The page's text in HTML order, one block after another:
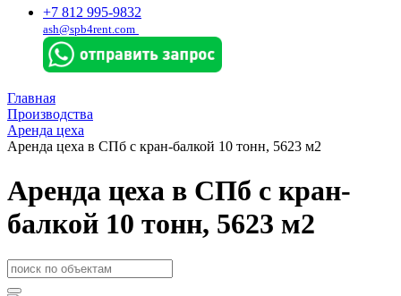
+7 812 995-9832
ash@spb4rent.com
Главная
Производства
Аренда цеха
Аренда цеха в СПб с кран-балкой 10 тонн, 5623 м2
Аренда цеха в СПб с кран-
балкой 10 тонн, 5623 м2